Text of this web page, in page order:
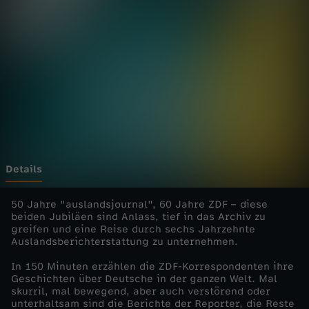
n
a
l
-
Details
50 Jahre "auslandsjournal", 60 Jahre ZDF – diese
beiden Jubiläen sind Anlass, tief in das Archiv zu
greifen und eine Reise durch sechs Jahrzehnte
Auslandsberichterstattung zu unternehmen.
In 150 Minuten erzählen die ZDF-Korrespondenten ihre
Geschichten über Deutsche in der ganzen Welt. Mal
skurril, mal bewegend, aber auch verstörend oder
unterhaltsam sind die Berichte der Reporter, die Reste